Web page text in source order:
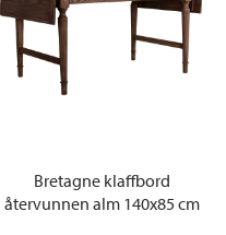
Bretagne klaffbord
återvunnen alm 140x85 cm